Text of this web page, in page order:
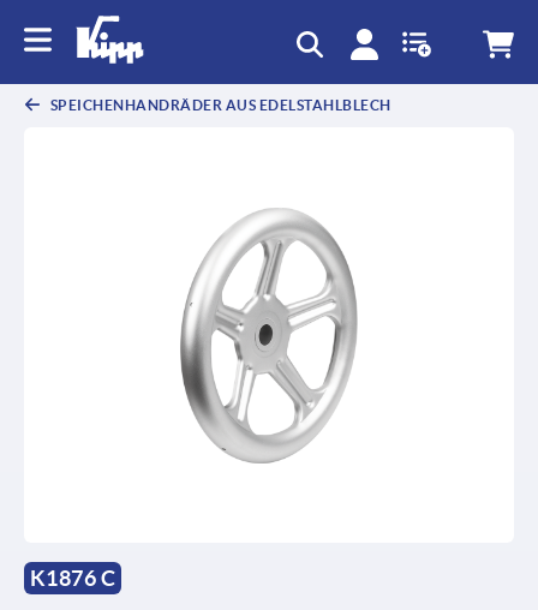
SPEICHENHANDRÄDER AUS EDELSTAHLBLECH
K1876 C